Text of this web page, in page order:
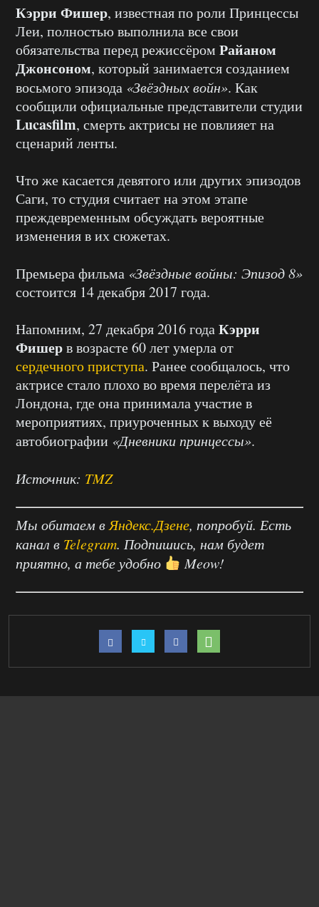
Кэрри Фишер, известная по роли Принцессы
Леи, полностью выполнила все свои
обязательства перед режиссёром Райаном
Джонсоном, который занимается созданием
восьмого эпизода «Звёздных войн». Как
сообщили официальные представители студии
Lucasfilm, смерть актрисы не повлияет на
сценарий ленты.
Что же касается девятого или других эпизодов
Саги, то студия считает на этом этапе
преждевременным обсуждать вероятные
изменения в их сюжетах.
Премьера фильма «Звёздные войны: Эпизод 8»
состоится 14 декабря 2017 года.
Напомним, 27 декабря 2016 годаКэрри
Фишерв возрасте 60 лет умерла от
сердечного приступа. Ранее сообщалось, что
актрисе стало плохо во время перелёта из
Лондона, где она принимала участие в
мероприятиях, приуроченных к выходу её
автобиографии «Дневники принцессы».
Источник: TMZ
Мы обитаем вЯндекс.Дзене, попробуй. Есть
канал в Telegram. Подпишись, нам будет
приятно, а тебе удобно
Meow!